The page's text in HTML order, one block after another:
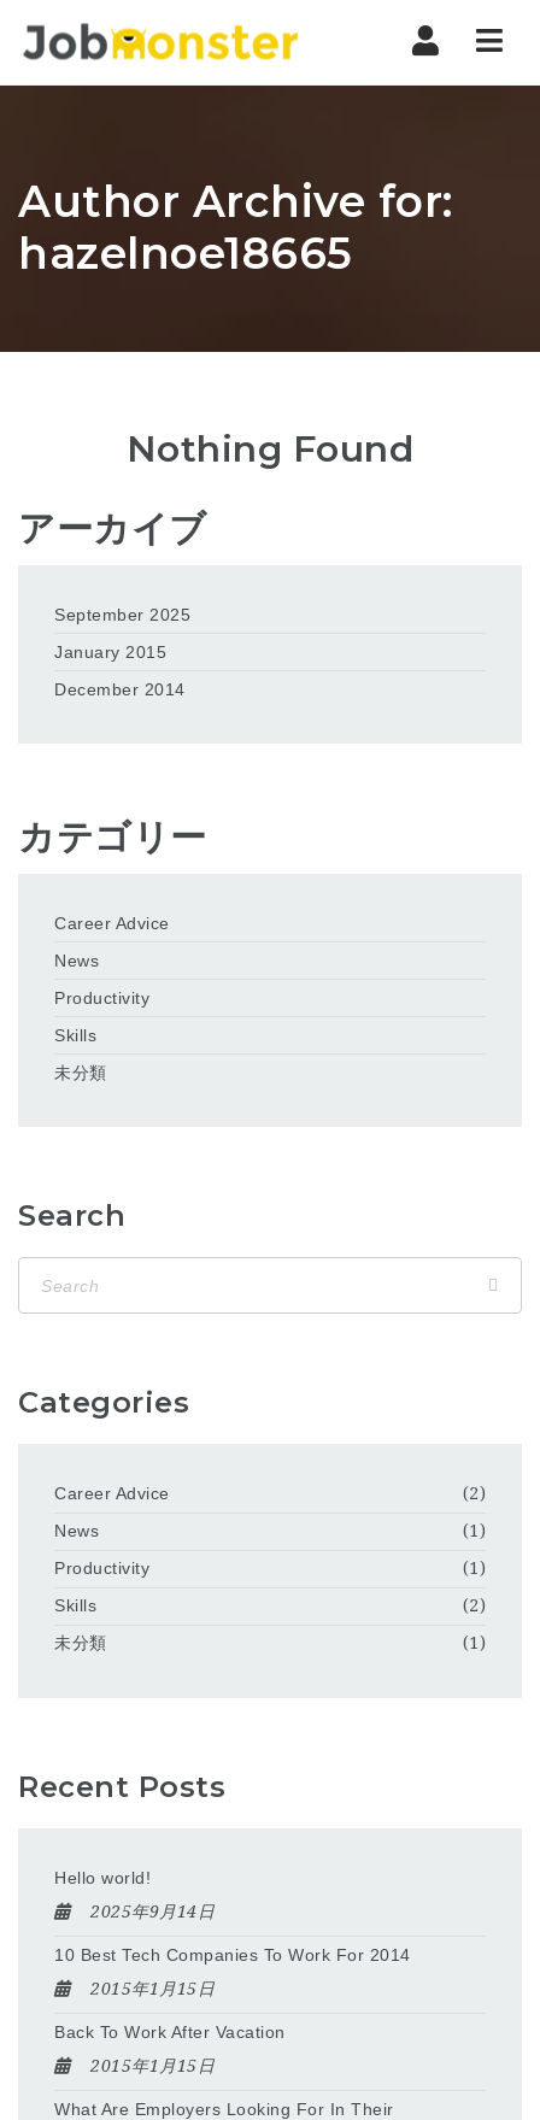
Author Archive for:
hazelnoe18665
Nothing Found
アーカイブ
September 2025
January 2015
December 2014
カテゴリー
Career Advice
News
Productivity
Skills
未分類
Search
Categories
Career Advice
(2)
News
(1)
Productivity
(1)
Skills
(2)
未分類
(1)
Recent Posts
Hello world!
2025年9月14日
10 Best Tech Companies To Work For 2014
2015年1月15日
Back To Work After Vacation
2015年1月15日
What Are Employers Looking For In Their